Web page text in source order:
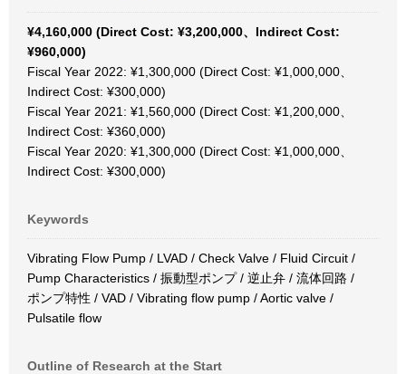
¥4,160,000 (Direct Cost: ¥3,200,000、Indirect Cost:
¥960,000)
Fiscal Year 2022: ¥1,300,000 (Direct Cost: ¥1,000,000、
Indirect Cost: ¥300,000)
Fiscal Year 2021: ¥1,560,000 (Direct Cost: ¥1,200,000、
Indirect Cost: ¥360,000)
Fiscal Year 2020: ¥1,300,000 (Direct Cost: ¥1,000,000、
Indirect Cost: ¥300,000)
Keywords
Vibrating Flow Pump / LVAD / Check Valve / Fluid Circuit /
Pump Characteristics / 振動型ポンプ / 逆止弁 / 流体回路 /
ポンプ特性 / VAD / Vibrating flow pump / Aortic valve /
Pulsatile flow
Outline of Research at the Start